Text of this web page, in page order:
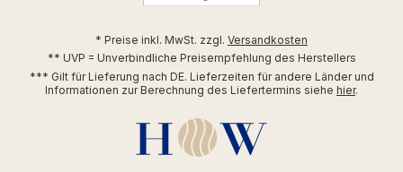
* Preise inkl. MwSt. zzgl. Versandkosten
** UVP = Unverbindliche Preisempfehlung des Herstellers
*** Gilt für Lieferung nach DE. Lieferzeiten für andere Länder und
Informationen zur Berechnung des Liefertermins siehe hier.